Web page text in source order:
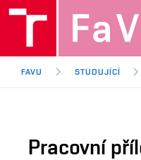
FAVU STUDUJÍCÍ
Pracovní